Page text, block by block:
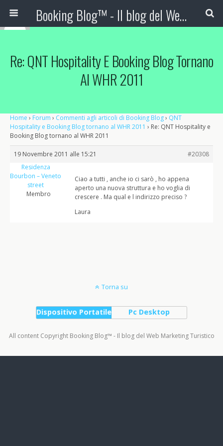
Booking Blog™ - Il blog del Web Marketing Turistico
Re: QNT Hospitality E Booking Blog Tornano
Al WHR 2011
Home › Forum › Commenti agli articoli di Booking Blog› QNT
Hospitality e Booking Blog tornano al WHR 2011 › Re: QNT Hospitality e
Booking Blog tornano al WHR 2011
19 Novembre 2011 alle 15:21
#20308
Residenza
Bourbon – Veneto
street
Membro
Ciao a tutti , anche io ci sarò , ho appena
aperto una nuova struttura e ho voglia di
crescere . Ma qual e l indirizzo preciso ?
Laura
Torna su
Dispositivo Portatile Pc Desktop
All content Copyright Booking Blog™ - Il blog del Web Marketing Turistico